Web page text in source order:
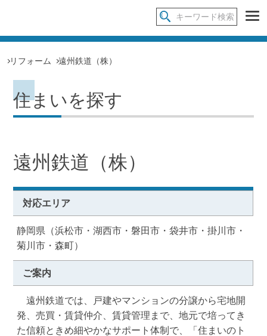
リフォーム 遠州鉄道（株）
住まいを探す
遠州鉄道（株）
対応エリア
静岡県（浜松市・湖西市・磐田市・袋井市・掛川市・
菊川市・森町）
ご案内
遠州鉄道では、戸建やマンションの分譲から宅地開
発、売買・賃貸仲介、賃貸管理まで、地元で培ってき
た信頼ときめ細やかなサポート体制で、「住まいのト